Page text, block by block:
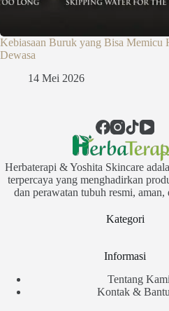
Kebiasaan Buruk yang Bisa Memicu
Dewasa
14 Mei 2026
Herbaterapi & Yoshita Skincare
terpercaya yang menghadirkan
dan perawatan tubuh resmi, aman,
Kategori
Informasi
Tentang Kami
Kontak &